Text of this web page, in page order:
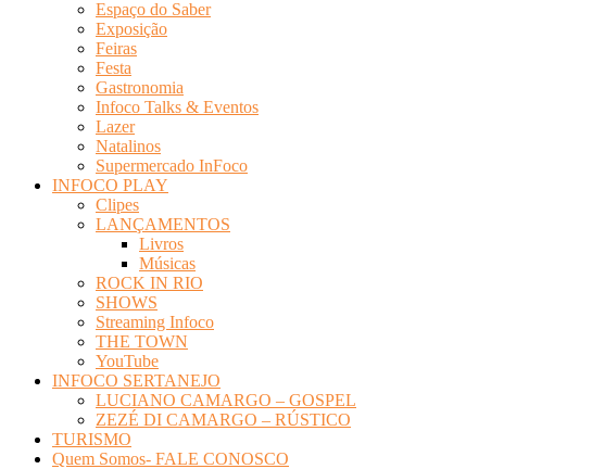
Espaço do Saber
Exposição
Feiras
Festa
Gastronomia
Infoco Talks & Eventos
Lazer
Natalinos
Supermercado InFoco
INFOCO PLAY
Clipes
LANÇAMENTOS
Livros
Músicas
ROCK IN RIO
SHOWS
Streaming Infoco
THE TOWN
YouTube
INFOCO SERTANEJO
LUCIANO CAMARGO – GOSPEL
ZEZÉ DI CAMARGO – RÚSTICO
TURISMO
Quem Somos- FALE CONOSCO